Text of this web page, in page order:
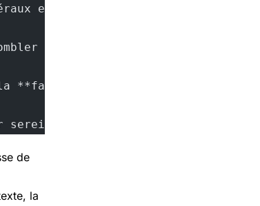
et vitamines peuvent être
leurs **besoins
**fatigue** et le bien-être
sereinement la nouvelle **année
de
la